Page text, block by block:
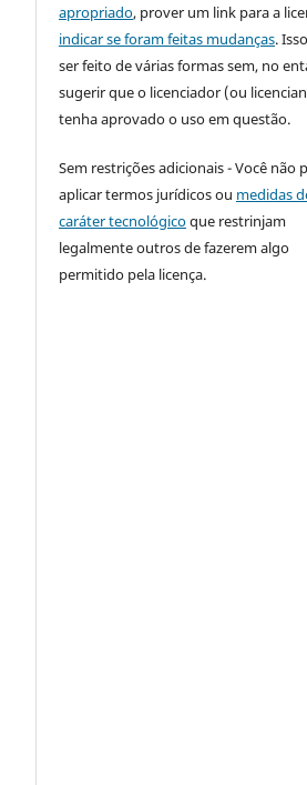
apropriado, prover um link para a
indicar se foram feitas mudanças.
ser feito de várias formas sem, no
sugerir que o licenciador (ou
tenha aprovado o uso em questão.
Sem restrições adicionais - Você não
aplicar termos jurídicos ou medidas
caráter tecnológicoque restrinjam
legalmente outros de fazerem algo
permitido pela licença.